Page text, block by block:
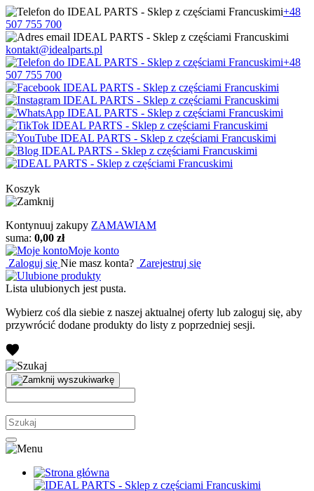
+48
507 755 700
kontakt@idealparts.pl
+48
507 755 700
Koszyk
Kontynuuj zakupy ZAMAWIAM
suma: 0,00 zł
Moje konto
Zaloguj się Nie masz konta? Zarejestruj się
Lista ulubionych jest pusta.
Wybierz coś dla siebie z naszej aktualnej oferty lub zaloguj się, aby
przywrócić dodane produkty do listy z poprzedniej sesji.